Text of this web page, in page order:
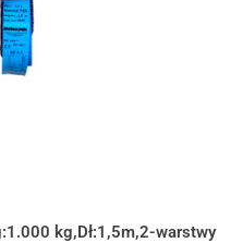
kg,Dł:1,5m,2-warstwy